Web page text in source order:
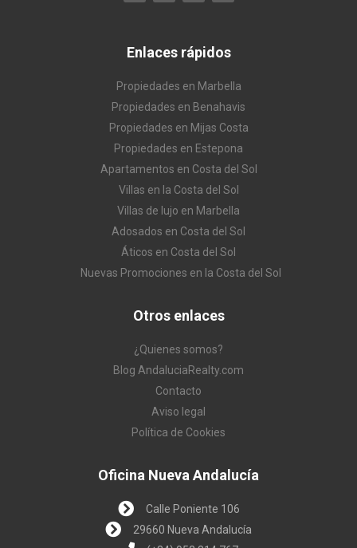
Enlaces rápidos
Propiedades en Marbella
Propiedades en Benahavis
Propiedades en Mijas Costa
Propiedades en Estepona
Apartamentos en Costa del Sol
Villas en la Costa del Sol
Villas de lujo en Marbella
Adosados en Costa del Sol
Áticos en Costa del Sol
Nuevas Promociones en la Costa del Sol
Otros enlaces
¿Quienes somos?
Blog AndaluciaRealty.com
Contacto
Aviso legal
Política de Cookies
Oficina Nueva Andalucía
Calle Poniente 106
29660 Nueva Andalucía